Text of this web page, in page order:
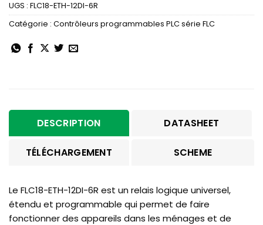
UGS : FLC18-ETH-12DI-6R
Catégorie : Contrôleurs programmables PLC série FLC
DESCRIPTION DATASHEET
TÉLÉCHARGEMENT SCHEME
Le FLC18-ETH-12DI-6R est un relais logique universel,
étendu et programmable qui permet de faire
fonctionner des appareils dans les ménages et de